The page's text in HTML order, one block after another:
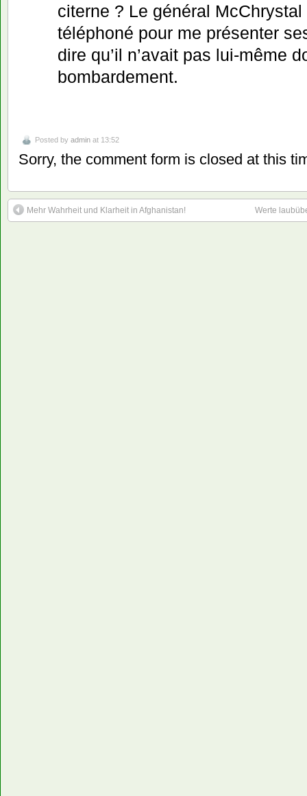
citerne ? Le général McChrystal
téléphoné pour me présenter
dire qu’il n’avait pas lui-même
bombardement.
Posted by admin at 13:52
Sorry, the comment form is closed at this
Mehr Wahrheit und Klarheit in Afghanistan! Werte